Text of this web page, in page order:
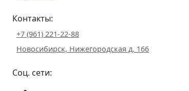
Контакты:
+7 (961) 221-22-88
Новосибирск, Нижегородская д. 166
Соц. сети: